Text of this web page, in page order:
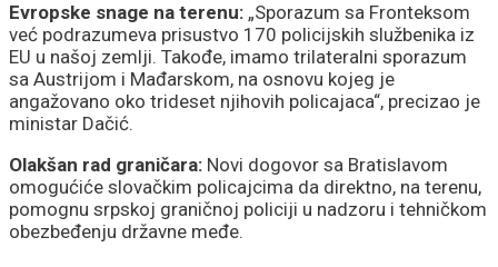
Evropske snage na terenu: „Sporazum sa Fronteksom
već podrazumeva prisustvo 170 policijskih službenika iz
EU u našoj zemlji. Takođe, imamo trilateralni sporazum
sa Austrijom i Mađarskom, na osnovu kojeg je
angažovano oko trideset njihovih policajaca“, precizao je
ministar Dačić.
Olakšan rad graničara: Novi dogovor sa Bratislavom
omogućiće slovačkim policajcima da direktno, na terenu,
pomognu srpskoj graničnoj policiji u nadzoru i tehničkom
obezbeđenju državne međe.